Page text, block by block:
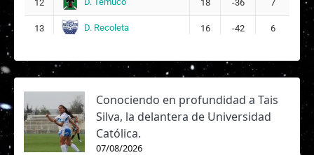
12 18 -36 7
13 D. Recoleta 16 -42 6
Conociendo en profundidad a Tais
Silva, la delantera de Universidad
Católica.
07/08/2026